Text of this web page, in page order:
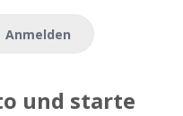
Anmelden
und starte